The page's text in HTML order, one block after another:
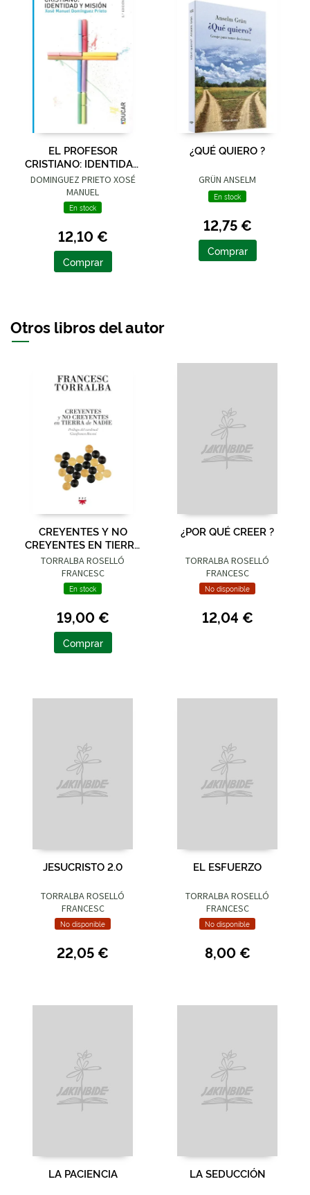
EL PROFESOR
CRISTIANO: IDENTIDAD
Y MISIÓN
DOMINGUEZ PRIETO XOSÉ
MANUEL
En stock
12,10 €
Comprar
¿QUÉ QUIERO ?
GRÜN ANSELM
En stock
12,75 €
Comprar
Otros libros del autor
CREYENTES Y NO
CREYENTES EN TIERRA
DE NADIE
TORRALBA ROSELLÓ
FRANCESC
En stock
19,00 €
Comprar
¿POR QUÉ CREER ?
TORRALBA ROSELLÓ
FRANCESC
No disponible
12,04 €
JESUCRISTO 2.0
TORRALBA ROSELLÓ
FRANCESC
No disponible
22,05 €
EL ESFUERZO
TORRALBA ROSELLÓ
FRANCESC
No disponible
8,00 €
LA PACIENCIA LA SEDUCCIÓN